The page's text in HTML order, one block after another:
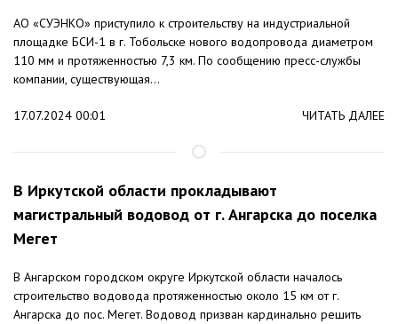
АО «СУЭНКО» приступило к строительству на индустриальной
площадке БСИ-1 в г. Тобольске нового водопровода диаметром
110 мм и протяженностью 7,3 км. По сообщению пресс-службы
компании, существующая...
17.07.2024 00:01 ЧИТАТЬ ДАЛЕЕ
В Иркутской области прокладывают
магистральный водовод от г. Ангарска до поселка
Мегет
В Ангарском городском округе Иркутской области началось
строительство водовода протяженностью около 15 км от г.
Ангарска до пос. Мегет. Водовод призван кардинально решить